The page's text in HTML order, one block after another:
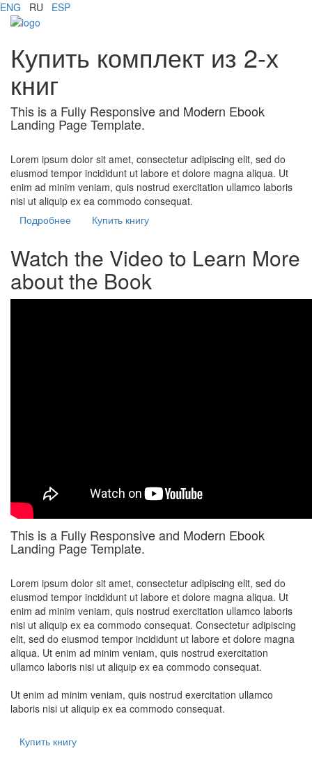
ENG RU ESP
Купить комплект из 2-х
книг
This is a Fully Responsive and Modern Ebook
Landing Page Template.
Lorem ipsum dolor sit amet, consectetur adipiscing elit, sed do
eiusmod tempor incididunt ut labore et dolore magna aliqua. Ut
enim ad minim veniam, quis nostrud exercitation ullamco laboris
nisi ut aliquip ex ea commodo consequat.
Подробнее
Купить книгу
Watch the Video to Learn More
about the Book
This is a Fully Responsive and Modern Ebook
Landing Page Template.
Lorem ipsum dolor sit amet, consectetur adipiscing elit, sed do
eiusmod tempor incididunt ut labore et dolore magna aliqua. Ut
enim ad minim veniam, quis nostrud exercitation ullamco laboris
nisi ut aliquip ex ea commodo consequat. Consectetur adipiscing
elit, sed do eiusmod tempor incididunt ut labore et dolore magna
aliqua. Ut enim ad minim veniam, quis nostrud exercitation
ullamco laboris nisi ut aliquip ex ea commodo consequat.
Ut enim ad minim veniam, quis nostrud exercitation ullamco
laboris nisi ut aliquip ex ea commodo consequat.
Купить книгу